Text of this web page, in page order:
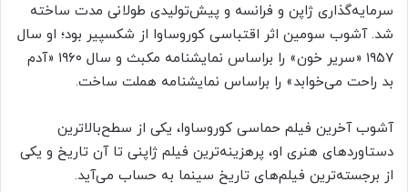
سرمایه‌گذاری ژاپن و فرانسه و پیش‌تولیدی طولانی مدت ساخته
شد. آشوب سومین اثر اقتباسی کوروساوا از شکسپیر بود؛ او سال
۱۹۵۷ «سریر خون» را براساس نمایشنامه مکبث و سال ۱۹۶۰ «آدم
بد راحت می‌خوابد» را براساس نمایشنامه هملت ساخت.
آشوب آخرین فیلم حماسی کوروساوا، یکی از سطح‌بالاترین
دستاوردهای هنری او، پرهزینه‌ترین فیلم ژاپنی تا آن تاریخ و یکی
از برجسته‌ترین فیلم‌های تاریخ سینما به حساب می‌آید.